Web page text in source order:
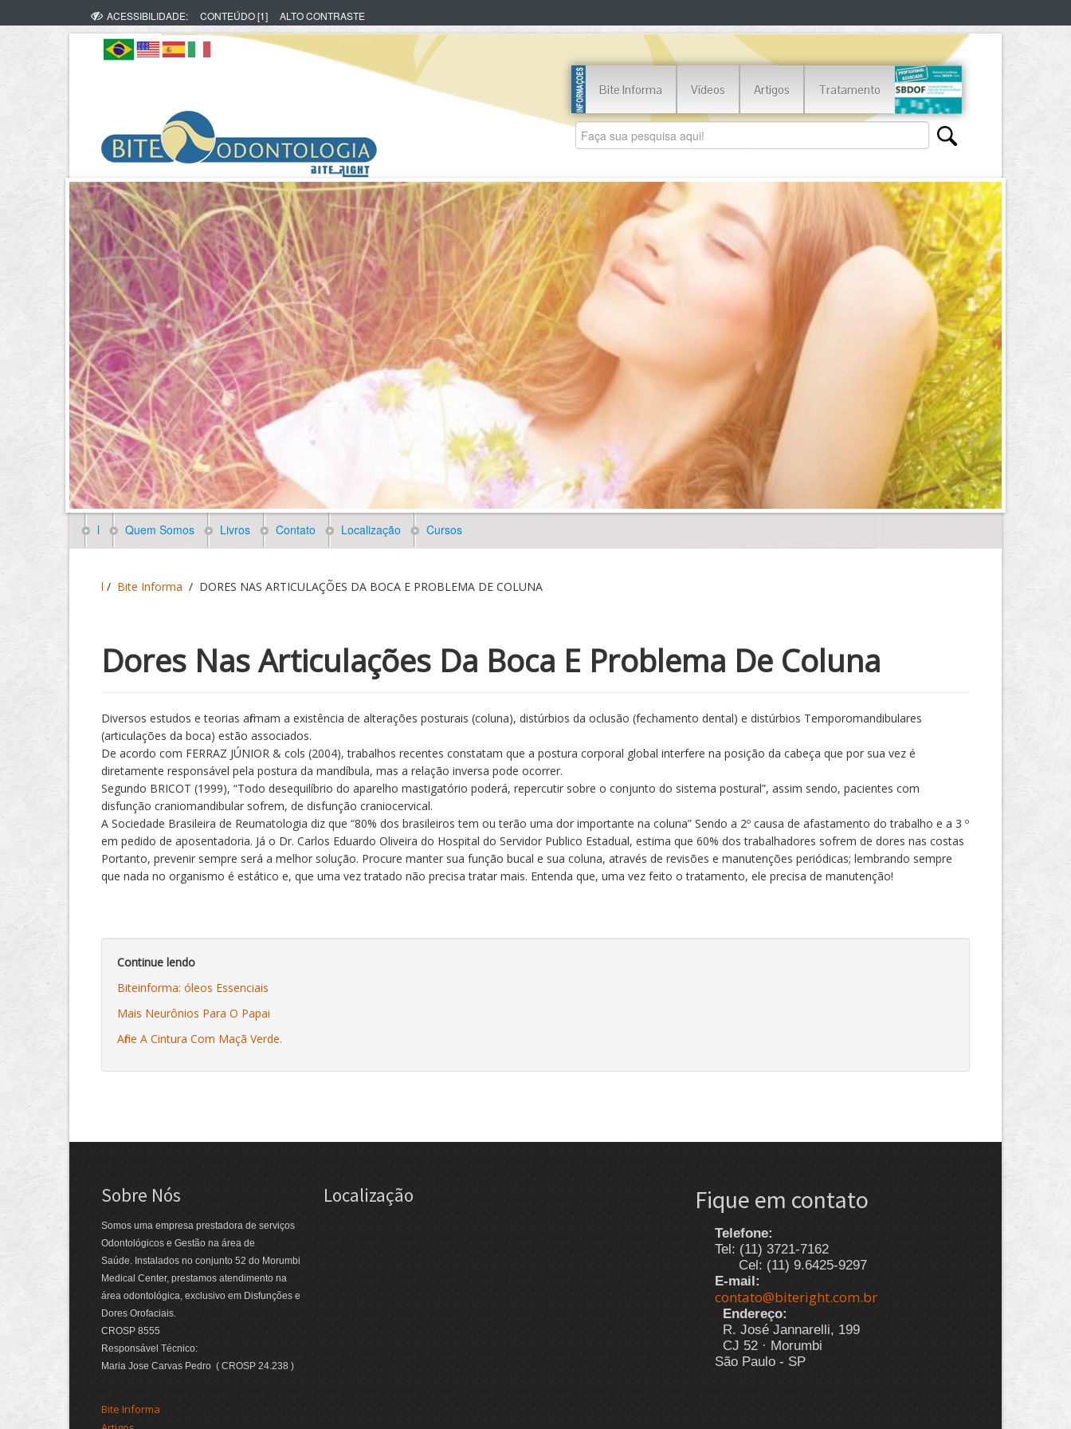
ACESSIBILIDADE: CONTEÚDO [1] ALTO CONTRASTE
Bite Informa Vídeos Artigos Tratamento
l Quem Somos Livros Contato Localização Cursos
l / Bite Informa / DORES NAS ARTICULAÇÕES DA BOCA E PROBLEMA DE COLUNA
Dores Nas Articulações Da Boca E Problema De Coluna
Diversos estudos e teorias afirmam a existência de alterações posturais (coluna), distúrbios da oclusão (fechamento dental) e distúrbios Temporomandibulares
(articulações da boca) estão associados.
De acordo com FERRAZ JÚNIOR & cols (2004), trabalhos recentes constatam que a postura corporal global interfere na posição da cabeça que por sua vez é
diretamente responsável pela postura da mandíbula, mas a relação inversa pode ocorrer.
Segundo BRICOT (1999), “Todo desequilíbrio do aparelho mastigatório poderá, repercutir sobre o conjunto do sistema postural”, assim sendo, pacientes com
disfunção craniomandibular sofrem, de disfunção craniocervical.
A Sociedade Brasileira de Reumatologia diz que “80% dos brasileiros tem ou terão uma dor importante na coluna” Sendo a 2º causa de afastamento do trabalho e a 3 º
em pedido de aposentadoria. Já o Dr. Carlos Eduardo Oliveira do Hospital do Servidor Publico Estadual, estima que 60% dos trabalhadores sofrem de dores nas costas
Portanto, prevenir sempre será a melhor solução. Procure manter sua função bucal e sua coluna, através de revisões e manutenções periódicas; lembrando sempre
que nada no organismo é estático e, que uma vez tratado não precisa tratar mais. Entenda que, uma vez feito o tratamento, ele precisa de manutenção!
Continue lendo
Biteinforma: óleos Essenciais
Mais Neurônios Para O Papai
Afine A Cintura Com Maçã Verde.
Sobre Nós
Somos uma empresa prestadora de serviços
Odontológicos e Gestão na área de
Saúde. Instalados no conjunto 52 do Morumbi
Medical Center, prestamos atendimento na
área odontológica, exclusivo em Disfunções e
Dores Orofaciais.
CROSP 8555
Responsável Técnico:
Maria Jose Carvas Pedro ( CROSP 24.238 )
Bite Informa
Localização Fique em contato
Telefone:
Tel: (11) 3721-7162
Cel: (11) 9.6425-9297
E-mail:
contato@biteright.com.br
Endereço:
R. José Jannarelli, 199
CJ 52 · Morumbi
São Paulo - SP